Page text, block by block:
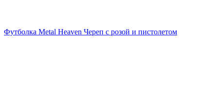
Футболка Metal Heaven Череп с розой и пистолетом